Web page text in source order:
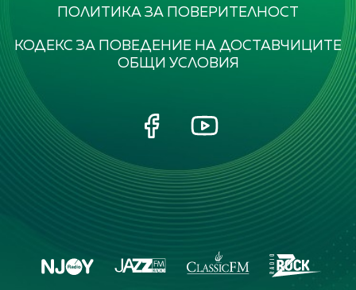
ПОЛИТИКА ЗА ПОВЕРИТЕЛНОСТ
КОДЕКС ЗА ПОВЕДЕНИЕ НА ДОСТАВЧИЦИТЕ
ОБЩИ УСЛОВИЯ